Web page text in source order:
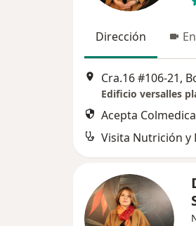
Dirección
Cra.16 #106-21,
Edificio versalles
Acepta
Visita Nutrición y